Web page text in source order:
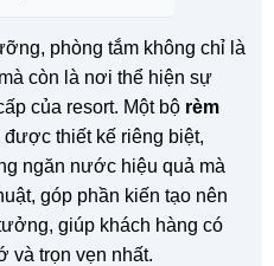
phòng tắm không chỉ là
còn là nơi thể hiện sự
của resort. Một bộ rèm
được thiết kế riêng biệt,
ngăn nước hiệu quả mà
góp phần kiến tạo nên
giúp khách hàng có
và trọn vẹn nhất.